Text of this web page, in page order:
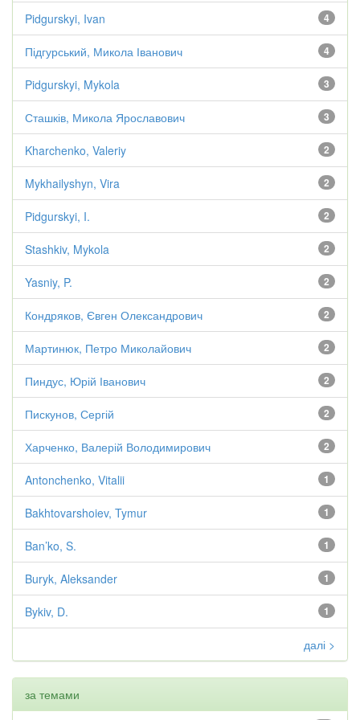
4
Pidgurskyi, Ivan
4
Підгурський, Микола Іванович
3
Pidgurskyi, Mykola
3
Сташків, Микола Ярославович
2
Kharchenko, Valeriy
2
Mykhailyshyn, Vira
2
Pidgurskyi, I.
2
Stashkiv, Mykola
2
Yasniy, P.
2
Кондряков, Євген Олександрович
2
Мартинюк, Петро Миколайович
2
Пиндус, Юрій Іванович
2
Пискунов, Сергій
2
Харченко, Валерій Володимирович
1
Antonchenko, Vitalii
1
Bakhtovarshoiev, Tymur
1
Ban’ko, S.
1
Buryk, Aleksander
1
Bykiv, D.
далі >
за темами